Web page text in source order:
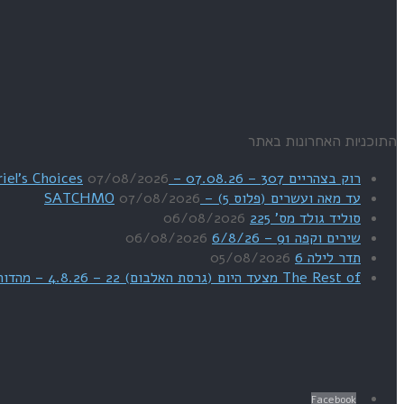
התוכניות האחרונות באתר
רוק בצהריים 307 – 07.08.26 – Uriel's Choices
07/08/2026
עד מאה ועשרים (פלוס 5) – SATCHMO
07/08/2026
סוליד גולד מס' 225
06/08/2026
שירים וקפה 91 – 6/8/26
06/08/2026
תדר לילה 6
05/08/2026
The Rest of מצעד היום (גרסת האלבום) 22 – 4.8.26 – מהדורת SWEET DREAMS
Facebook